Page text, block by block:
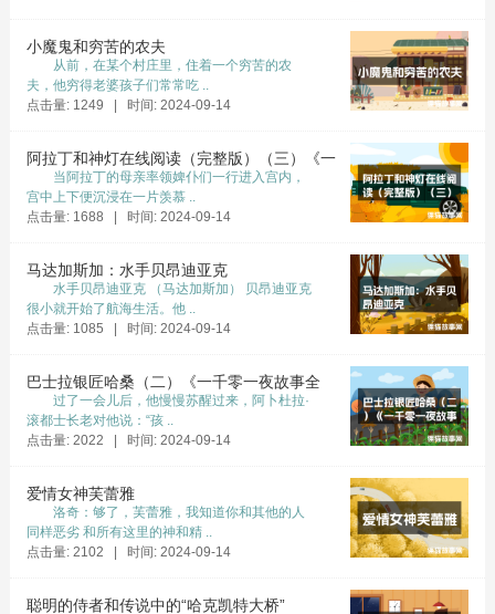
小魔鬼和穷苦的农夫
从前，在某个村庄里，住着一个穷苦的农
夫，他穷得老婆孩子们常常吃 ..
点击量: 1249 | 时间: 2024-09-14
阿拉丁和神灯在线阅读（完整版）（三）《一
千零一夜故事全集》
当阿拉丁的母亲率领婢仆们一行进入宫内，
宫中上下便沉浸在一片羡慕 ..
点击量: 1688 | 时间: 2024-09-14
马达加斯加：水手贝昂迪亚克
水手贝昂迪亚克 （马达加斯加） 贝昂迪亚克
很小就开始了航海生活。他 ..
点击量: 1085 | 时间: 2024-09-14
巴士拉银匠哈桑（二）《一千零一夜故事全
集》过了一会儿后，他慢慢苏醒过来，阿卜杜拉·
滚都士长老对他说：“孩 ..
点击量: 2022 | 时间: 2024-09-14
爱情女神芙蕾雅
洛奇：够了，芙蕾雅，我知道你和其他的人
同样恶劣 和所有这里的神和精 ..
点击量: 2102 | 时间: 2024-09-14
聪明的侍者和传说中的“哈克凯特大桥”